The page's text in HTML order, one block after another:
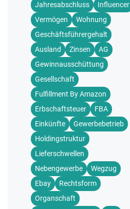
Jahresabschluss
Influencer
Vermögen
Wohnung
Geschäftsführergehalt
Ausland
Zinsen
AG
Gewinnausschüttung
Gesellschaft
Fulfillment By Amazon
Erbschaftsteuer
FBA
Einkünfte
Gewerbebetrieb
Holdingstruktur
Lieferschwellen
Nebengewerbe
Wegzug
Ebay
Rechtsform
Organschaft